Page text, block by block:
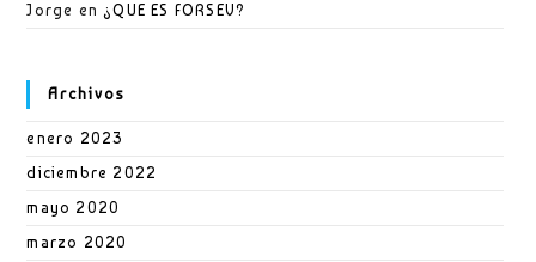
Jorge en ¿QUE ES FORSEV?
Archivos
enero 2023
diciembre 2022
mayo 2020
marzo 2020